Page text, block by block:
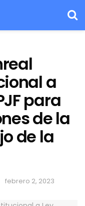
a
para
de la
de la
febrero 2, 2023